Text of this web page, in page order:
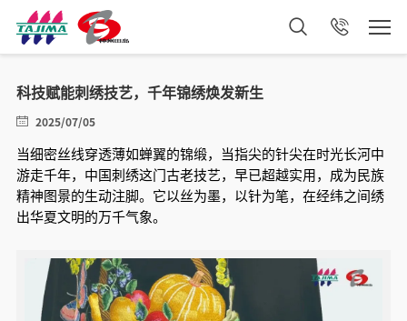
科技赋能刺绣技艺，千年锦绣焕发新生
2025/07/05
当细密丝线穿透薄如蝉翼的锦缎，当指尖的针尖在时光长河中
游走千年，中国刺绣这门古老技艺，早已超越实用，成为民族
精神图景的生动注脚。它以丝为墨，以针为笔，在经纬之间绣
出华夏文明的万千气象。